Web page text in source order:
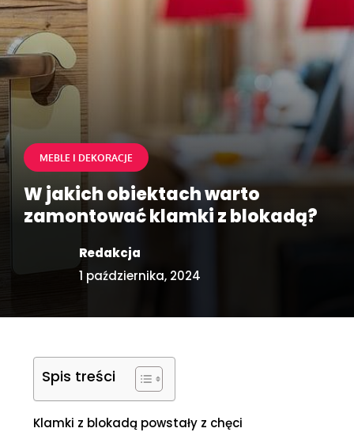
MEBLE I DEKORACJE
W jakich obiektach warto
zamontować klamki z blokadą?
Redakcja
1 października, 2024
Spis treści
Klamki z blokadą powstały z chęci